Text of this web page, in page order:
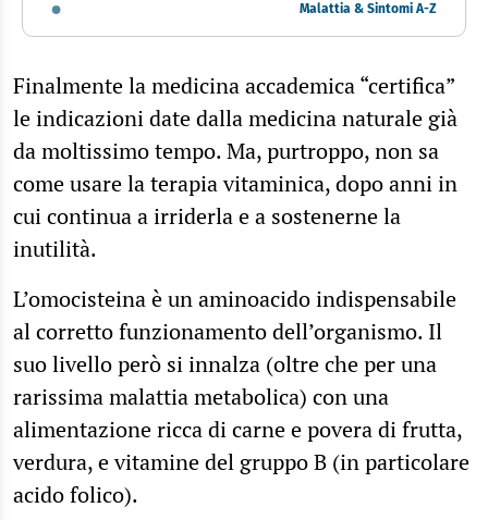
Malattia & Sintomi A-Z
Finalmente la medicina accademica “certifica”
le indicazioni date dalla medicina naturale già
da moltissimo tempo. Ma, purtroppo, non sa
come usare la terapia vitaminica, dopo anni in
cui continua a irriderla e a sostenerne la
inutilità.
L’omocisteina è un aminoacido indispensabile
al corretto funzionamento dell’organismo. Il
suo livello però si innalza (oltre che per una
rarissima malattia metabolica) con una
alimentazione ricca di carne e povera di frutta,
verdura, e vitamine del gruppo B (in particolare
acido folico).